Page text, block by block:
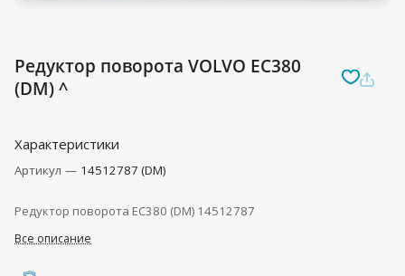
Редуктор поворота VOLVO EC380
(DM) ^
Характеристики
Артикул — 14512787 (DM)
Редуктор поворота EC380 (DM) 14512787
Все описание